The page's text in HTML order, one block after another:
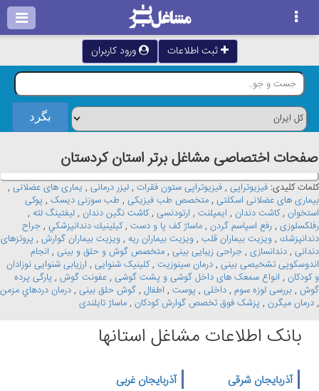
ثبت اطلاعات ورود کاربران
صفحات اختصاصی مشاغل برتر استان كردستان
کلمات کلیدی: فیزیوتراپی , فیزیوتراپی ستون فقرات , لیزر درمانی , یماری های عضلانی ,
بیماری های عضلانی اسکلتی , متخصص طب فیزیکی , طب سوزنی دیسک , پوکی
استخوان ,کاشت دندان , ایمپلنت , ارتودنسی ,کاشت نگین دندان , لیفتینگ لثه ,
رفلکسلوزی , رفع اسپاسم گردن , ماساژ کف پا و دست ,كيلينيك دندانپزشكي , جراح
دندانپزشك , ویزیت بیماران قلب , ویزیت بیماران ریه , ویزیت بیماران گوارش , پروتزهای
دندانی , دندانسازی , جراحی زیبایی بینی , متخصص گوش و حلق و بینی , انجام
اندوسکوپى تشخیصی بینی , درمان سینوزیت ,کلینیک شنوایی , ارزیابی شنوایی نوزادان
و کودکان , انواع سمعک های داخل گوشی و پشت گوشی , عفونت گوش , پارگی پرده
گوش , بررسی لوزه سوم , داخلی , پوست , اطفال , گوش حلق بینی , درمان دردهاي مزمن
, درمان میگرن , پزشک فوق تخصص گوارش کودکان , ماساژ تایلندی
بانک اطلاعات مشاغل استانها
آذربایجان شرقی
آذربایجان غربی